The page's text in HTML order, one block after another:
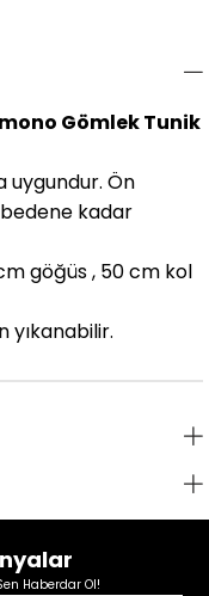
Gömlek Tunik
uygundur. Ön
kadar
göğüs , 50 cm kol
yıkanabilir.
Haberdar Ol!